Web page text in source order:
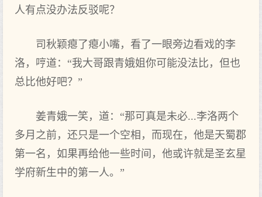
人有点没办法反驳呢？
司秋颖瘪了瘪小嘴，看了一眼旁边看戏的李
洛，哼道：“我大哥跟青娥姐你可能没法比，但也
总比他好吧？”
姜青娥一笑，道：“那可真是未必...李洛两个
多月之前，还只是一个空相，而现在，他是天蜀郡
第一名，如果再给他一些时间，他或许就是圣玄星
学府新生中的第一人。”